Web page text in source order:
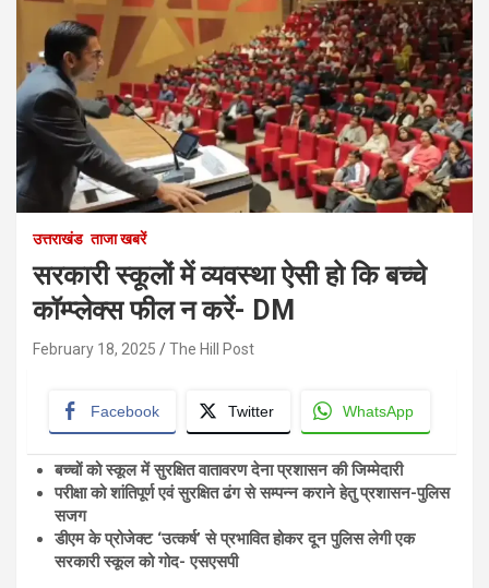
उत्तराखंड ताजा खबरें
सरकारी स्कूलों में व्यवस्था ऐसी हो कि बच्चे
कॉम्प्लेक्स फील न करें- DM
February 18, 2025 The Hill Post
Facebook Twitter WhatsApp
बच्चों को स्कूल में सुरक्षित वातावरण देना प्रशासन की जिम्मेदारी
परीक्षा को शांतिपूर्ण एवं सुरक्षित ढंग से सम्पन्न कराने हेतु प्रशासन-पुलिस
सजग
डीएम के प्रोजेक्ट ‘उत्कर्ष’से प्रभावित होकर दून पुलिस लेगी एक
सरकारी स्कूल को गोद- एसएसपी